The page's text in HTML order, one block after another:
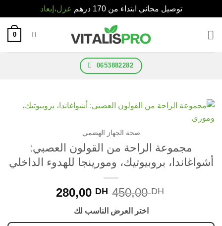
توصيل مجاني ابتداء من 170 درهم عزل،إبعاد
0653882282
صحة الجهاز الهضمي
مجموعة الراحة من القولون العصبي:
بروبيوتيك، ومورينجا للهدوء الداخلي
DH
280,00
اختر العرض الناسب لك